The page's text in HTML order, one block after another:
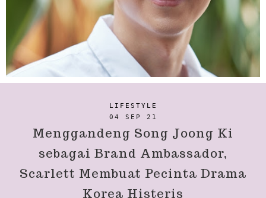
LIFESTYLE
04 SEP 21
Menggandeng Song Joong Ki
sebagai Brand Ambassador,
Scarlett Membuat Pecinta Drama
Korea Histeris